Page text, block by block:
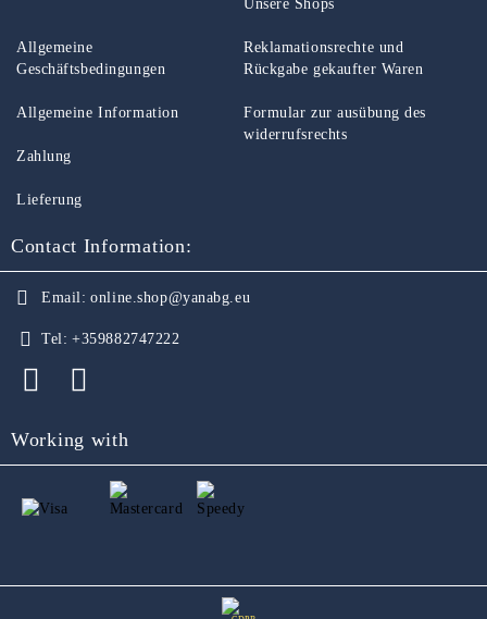
Unsere Shops
Allgemeine
Geschäftsbedingungen
Allgemeine Information
Zahlung
Lieferung
Reklamationsrechte und
Rückgabe gekaufter Waren
Formular zur ausübung des
widerrufsrechts
Contact Information:
Email: online.shop@yanabg.eu
Tel: +359882747222
Working with